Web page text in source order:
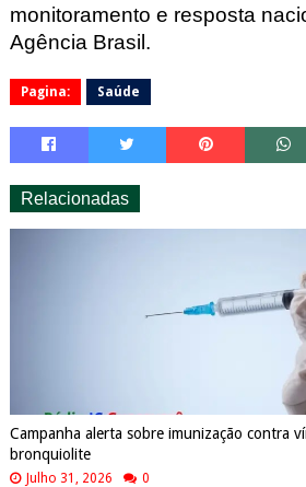
monitoramento e resposta
Agência Brasil.
Pagina: Saúde
Relacionadas
Campanha alerta sobre imunização contra
bronquiolite
Julho 31, 2026 0